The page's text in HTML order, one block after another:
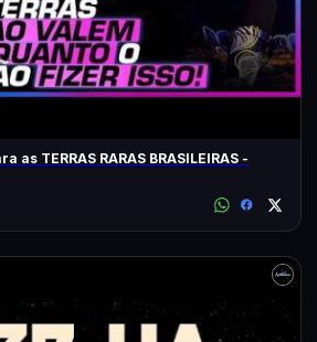
as TERRAS RARAS BRASILEIRAS -